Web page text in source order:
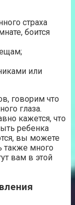
страха
боится
или
говорим что
глаза.
кажется, что
ребенка
вы можете
также много
вам в этой